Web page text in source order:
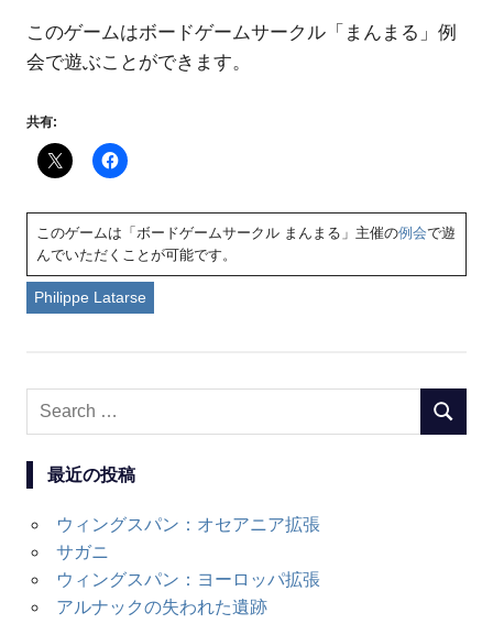
このゲームはボードゲームサークル「まんまる」例
会で遊ぶことができます。
共有:
このゲームは「ボードゲームサークル まんまる」主催の例会で遊
んでいただくことが可能です。
Philippe Latarse
Search
最近の投稿
ウィングスパン：オセアニア拡張
サガニ
ウィングスパン：ヨーロッパ拡張
アルナックの失われた遺跡